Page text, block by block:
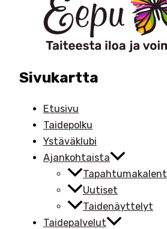
Sivukartta
Etusivu
Taidepolku
Ystäväklubi
Ajankohtaista
Uutiset
Taidenäyttelyt
Taidepalvelut